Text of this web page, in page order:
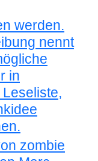
werden.
nennt
in
zombie